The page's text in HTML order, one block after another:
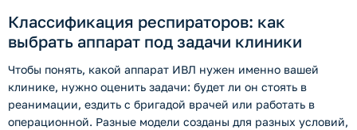
Классификация респираторов: как
выбрать аппарат под задачи клиники
Чтобы понять, какой аппарат ИВЛ нужен именно вашей
клинике, нужно оценить задачи: будет ли он стоять в
реанимации, ездить с бригадой врачей или работать в
операционной. Разные модели созданы для разных условий,